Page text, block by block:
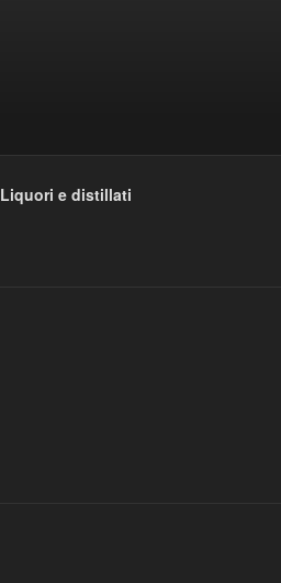
Liquori e distillati